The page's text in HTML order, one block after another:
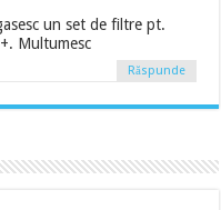
un set de filtre pt.
Multumesc
Răspunde